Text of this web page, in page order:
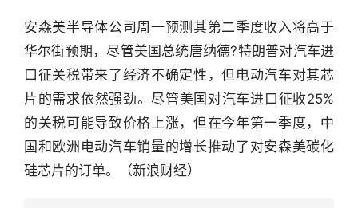
行
业
安森美半导体公司周一预测其第二季度收入将高于
华尔街预期，尽管美国总统唐纳德?特朗普对汽车进
口征关税带来了经济不确定性，但电动汽车对其芯
片的需求依然强劲。尽管美国对汽车进口征收25%
的关税可能导致价格上涨，但在今年第一季度，中
国和欧洲电动汽车销量的增长推动了对安森美碳化
硅芯片的订单。（新浪财经）